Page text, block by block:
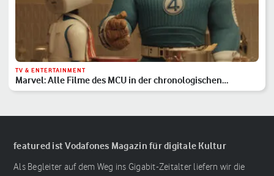
TV & ENTERTAINMENT
Marvel: Alle Filme des MCU in der chronologischen
Reihenfolge
featured ist Vodafones Magazin für digitale Kultur
Als Begleiter auf dem Weg ins Gigabit-Zeitalter liefern wir die